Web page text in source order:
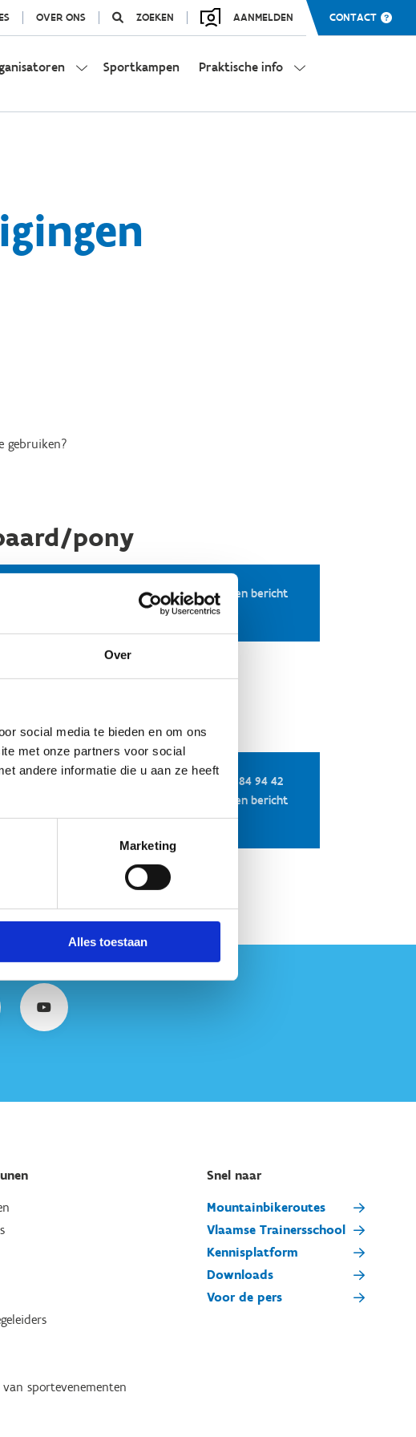
Over
social media te bieden en om ons
met onze partners voor social
andere informatie die u aan ze heeft
Marketing
Alles toestaan
OVER ONS ZOEKEN AANMELDEN CONTACT
Sportkampen Praktische info
gebruiken?
pony
Stuur een bericht
Website
+32 479 84 94 42
Stuur een bericht
Website
sportevenementen
Snel naar
Mountainbikeroutes
Vlaamse Trainersschool
Kennisplatform
Downloads
Voor de pers